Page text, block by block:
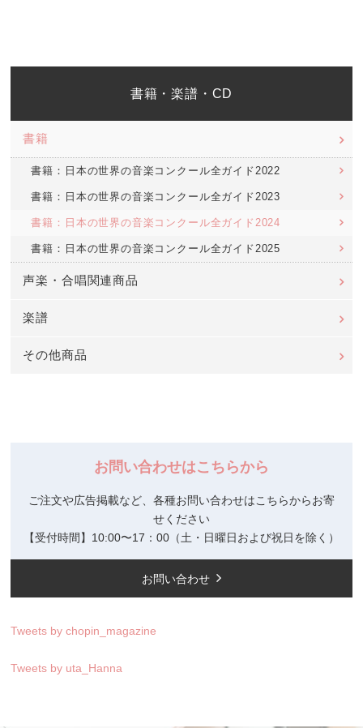
書籍・楽譜・CD
書籍
書籍：日本の世界の音楽コンクール全ガイド2022
書籍：日本の世界の音楽コンクール全ガイド2023
書籍：日本の世界の音楽コンクール全ガイド2024
書籍：日本の世界の音楽コンクール全ガイド2025
声楽・合唱関連商品
楽譜
その他商品
お問い合わせはこちらから
ご注文や広告掲載など、各種お問い合わせはこちらからお寄
せください
【受付時間】10:00〜17：00（土・日曜日および祝日を除く）
お問い合わせ
Tweets by chopin_magazine
Tweets by uta_Hanna